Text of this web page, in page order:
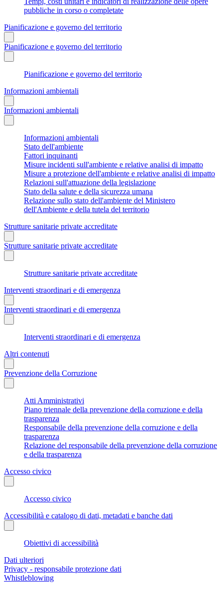
pubbliche in corso o completate
Pianificazione e governo del territorio
Pianificazione e governo del territorio
Pianificazione e governo del territorio
Informazioni ambientali
Informazioni ambientali
Informazioni ambientali
Stato dell'ambiente
Fattori inquinanti
Misure incidenti sull'ambiente e relative analisi di impatto
Misure a protezione dell'ambiente e relative analisi di impatto
Relazioni sull'attuazione della legislazione
Stato della salute e della sicurezza umana
Relazione sullo stato dell'ambiente del Ministero
dell'Ambiente e della tutela del territorio
Strutture sanitarie private accreditate
Strutture sanitarie private accreditate
Strutture sanitarie private accreditate
Interventi straordinari e di emergenza
Interventi straordinari e di emergenza
Interventi straordinari e di emergenza
Altri contenuti
Prevenzione della Corruzione
Atti Amministrativi
Piano triennale della prevenzione della corruzione e della
trasparenza
Responsabile della prevenzione della corruzione e della
trasparenza
Relazione del responsabile della prevenzione della corruzione
e della trasparenza
Accesso civico
Accesso civico
Accessibilità e catalogo di dati, metadati e banche dati
Obiettivi di accessibilità
Dati ulteriori
Privacy - responsabile protezione dati
Whistleblowing